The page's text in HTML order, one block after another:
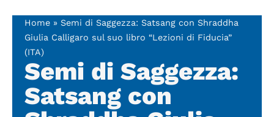
Home » Semi di Saggezza: Satsang con Shraddha
Giulia Calligaro sul suo libro “Lezioni di Fiducia”
(ITA)
Semi di Saggezza:
Satsang con